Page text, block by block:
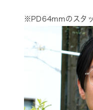
※PD64mmのスタ